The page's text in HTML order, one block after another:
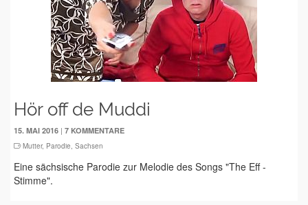
Hör off de Muddi
15. MAI 2016 | 7 KOMMENTARE
Mutter, Parodie, Sachsen
Eine sächsische Parodie zur Melodie des Songs "The Eff -
Stimme".